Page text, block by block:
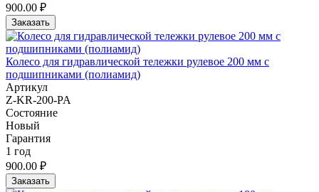
900.00 ₽
Заказать
Колесо для гидравлической тележки рулевое 200 мм с
подшипниками (полиамид)
Артикул
Z-KR-200-PA
Состояние
Новый
Гарантия
1 год
900.00 ₽
Заказать